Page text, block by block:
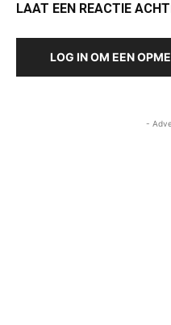
LAAT EEN REACTIE
LOG IN OM EEN
-